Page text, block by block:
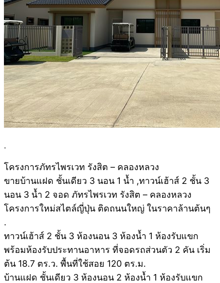
.
โครงการภัทรไพรเวท รังสิต – คลองหลวง
ขายบ้านแฝด ชั้นเดียว 3 นอน 1 น้ำ ,ทาวน์เฮ้าส์ 2 ชั้น 3
นอน 3 น้ำ 2 จอด ภัทรไพรเวท รังสิต – คลองหลวง
โครงการใหม่สไตล์ญี่ปุ่น ติดถนนใหญ่ ในราคาล้านต้นๆ
.
ทาวน์เฮ้าส์ 2 ชั้น 3 ห้องนอน 3 ห้องน้ำ 1 ห้องรับแขก
พร้อมห้องรับประทานอาหาร ที่จอดรถส่วนตัว 2 คัน เริ่ม
ต้น 18.7 ตร.ว. พื้นที่ใช้สอย 120 ตร.ม.
บ้านแฝด ชั้นเดียว 3 ห้องนอน 2 ห้องน้ำ 1 ห้องรับแขก